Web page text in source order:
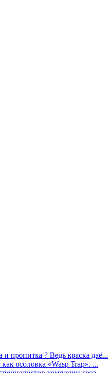
пропитка ? Ведь краска даё...
осоловка «Wasp Trap». ...